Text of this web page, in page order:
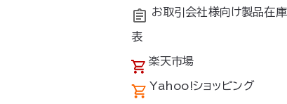
お取引会社様向け製品在庫
表
楽天市場
Yahoo!ショッピング